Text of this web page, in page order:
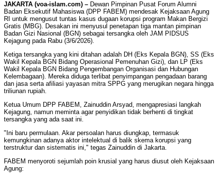
JAKARTA (voa-islam.com) – Dewan Pimpinan Pusat Forum Alumni
Badan Eksekutif Mahasiswa (DPP FABEM) mendesak Kejaksaan Agung
RI untuk mengusut tuntas kasus dugaan korupsi program Makan Bergizi
Gratis (MBG). Desakan ini menyusul penetapan tiga mantan pimpinan
Badan Gizi Nasional (BGN) sebagai tersangka oleh JAM PIDSUS
Kejagung pada Rabu (3/6/2026).
Ketiga tersangka yang kini ditahan adalah DH (Eks Kepala BGN), SS (Eks
Wakil Kepala BGN Bidang Operasional Pemenuhan Gizi), dan LP (Eks
Wakil Kepala BGN Bidang Pengembangan Organisasi dan Hubungan
Kelembagaan). Mereka diduga terlibat penyimpangan pengadaan barang
dan jasa serta afiliasi yayasan mitra SPPG yang merugikan negara hingga
triliunan rupiah.
Ketua Umum DPP FABEM, Zainuddin Arsyad, mengapresiasi langkah
Kejagung, namun meminta agar penyidikan tidak berhenti di tingkat
tersangka yang ada saat ini.
"Ini baru permulaan. Akar persoalan harus diungkap, termasuk
kemungkinan adanya aktor intelektual di balik skema korupsi yang
terstruktur dan sistematis ini," tegas Zainuddin di Jakarta.
FABEM menyoroti sejumlah poin krusial yang harus diusut oleh Kejaksaan
Agung: